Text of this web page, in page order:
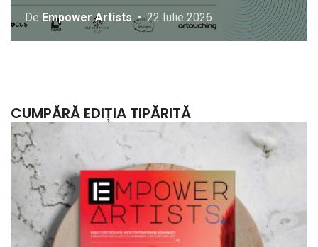
De Empower Artists 22 Iulie 2026
CUMPĂRĂ EDIȚIA TIPĂRITĂ